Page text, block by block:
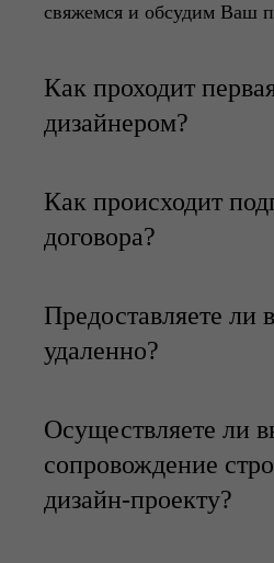
свяжемся и обсудим Ваш
Как проходит
дизайнером?
Как происходит
договора?
Предоставляете ли
удаленно?
Осуществляете ли
сопровождение
дизайн-проекту?